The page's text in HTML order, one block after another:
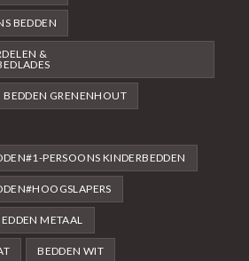
BEDDEN
&
BEDDEN GRENENHOUT
PERSOONS KINDERBEDDEN
METAAL
BEDDEN WIT